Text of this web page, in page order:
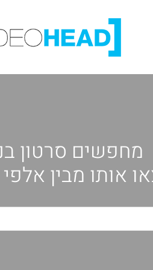
מחפשים סרטון
אותו מבין